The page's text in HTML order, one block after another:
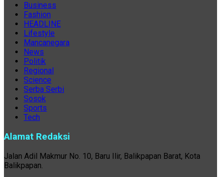
Business
Fashion
HEADLINE
Lifestyle
Mancanegara
News
Politik
Regional
Science
Serba Serbi
Sosok
Sports
Tech
Alamat Redaksi
Jalan Adil Makmur No. 10, Baru Ilir, Balikpapan Barat, Kota
Balikpapan.